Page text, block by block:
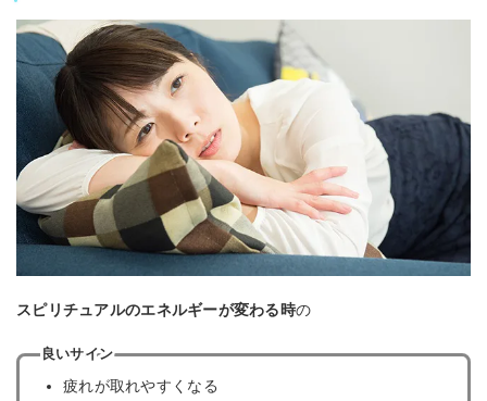
スピリチュアルのエネルギーが変わる時の
良いサイン
疲れが取れやすくなる